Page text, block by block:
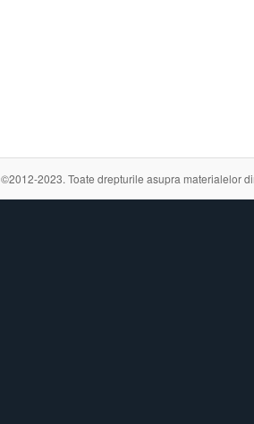
©2012-2023. Toate drepturile asupra materialelor